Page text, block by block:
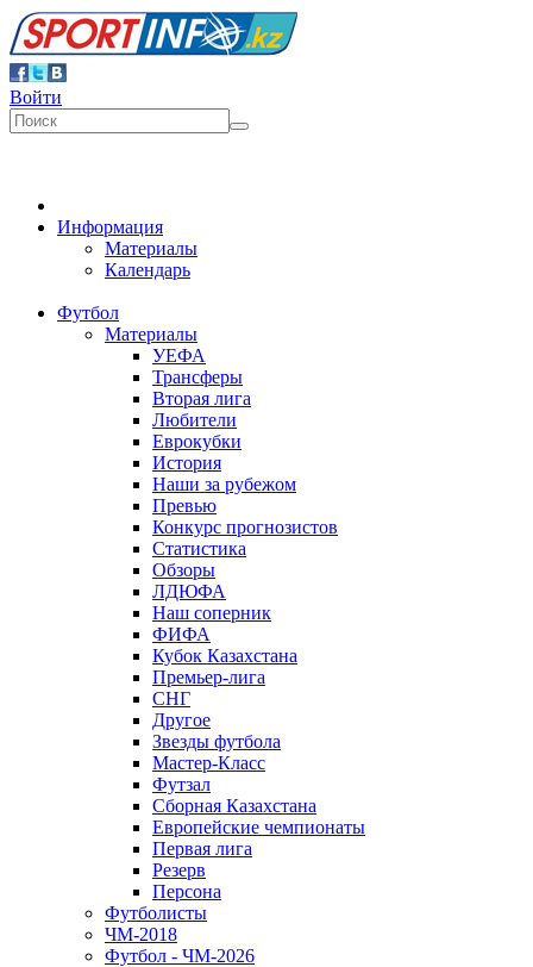
Войти
Информация
Материалы
Календарь
Футбол
Материалы
УЕФА
Трансферы
Вторая лига
Любители
Еврокубки
История
Наши за рубежом
Превью
Конкурс прогнозистов
Статистика
Обзоры
ЛДЮФА
Наш соперник
ФИФА
Кубок Казахстана
Премьер-лига
СНГ
Другое
Звезды футбола
Мастер-Класс
Футзал
Сборная Казахстана
Европейские чемпионаты
Первая лига
Резерв
Персона
Футболисты
ЧМ-2018
Футбол - ЧМ-2026